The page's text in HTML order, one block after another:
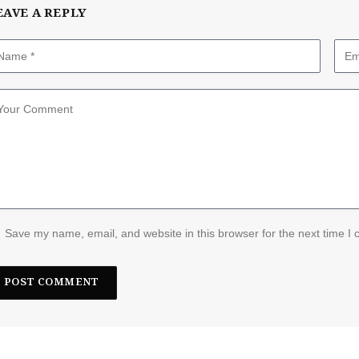
A REPLY
Save my name, email, and website in this browser for the next time I